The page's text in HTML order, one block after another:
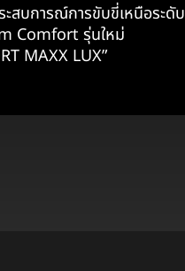
สบการณ์การขับขี่เหนือระดับ
Comfort รุ่นใหม่
MAXX LUX”